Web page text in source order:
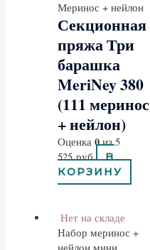
Меринос + нейлон
Секционная
пряжа Три
барашка
MeriNey 380
(111 меринос
+ нейлон)
Оценка 0из 5
525руб
В
КОРЗИНУ
Нет на складе
Набор меринос +